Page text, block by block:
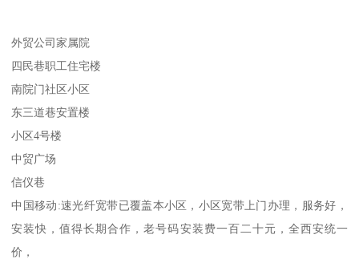
外贸公司家属院
四民巷职工住宅楼
南院门社区小区
东三道巷安置楼
小区4号楼
中贸广场
信仪巷
中国移动:速光纤宽带已覆盖本小区，小区宽带上门办理，服务好，
安装快，值得长期合作，老号码安装费一百二十元，全西安统一
价，